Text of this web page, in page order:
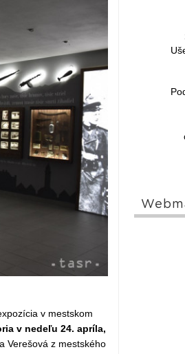
v mestskom
v nedeľu 24. apríla,
Verešová z mestského